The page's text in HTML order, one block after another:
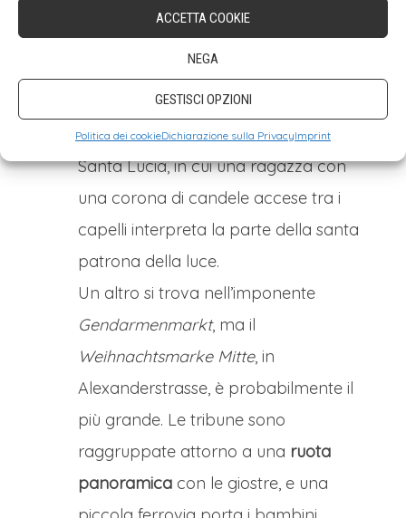
ACCETTA COOKIE
NEGA
GESTISCI OPZIONI
Politica dei cookieDichiarazione sulla PrivacyImprint
Berlino, ha molti mercatini di Natale
almeno uno in ciascuno dei suoi 12
quartiere di Prenzlauer Berg che è
modellato sul Festival svedese di
Santa Lucia, in cui una ragazza con
una corona di candele accese tra i
capelli interpreta la parte della santa
patrona della luce.
Un altro si trova nell’imponente
Gendarmenmarkt, ma il
Weihnachtsmarke Mitte, in
Alexanderstrasse, è probabilmente il
più grande. Le tribune sono
raggruppate attorno a una ruota
panoramica con le giostre, e una